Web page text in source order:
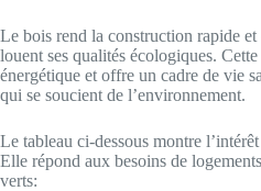
Le bois rend la construction rapide
louent ses qualités écologiques.
énergétique et offre un cadre de vie
qui se soucient de l’environnement.
Le tableau ci-dessous montre
Elle répond aux besoins de
verts: